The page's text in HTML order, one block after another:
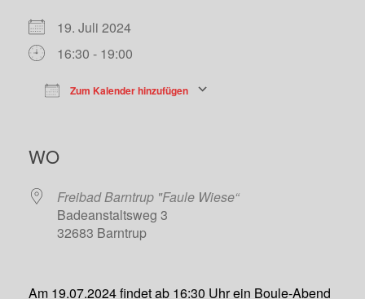
19. Juli 2024
16:30 - 19:00
Zum Kalender hinzufügen
WO
Freibad Barntrup "Faule Wiese“
Badeanstaltsweg 3
32683 Barntrup
Am 19.07.2024 findet ab 16:30 Uhr ein Boule-Abend